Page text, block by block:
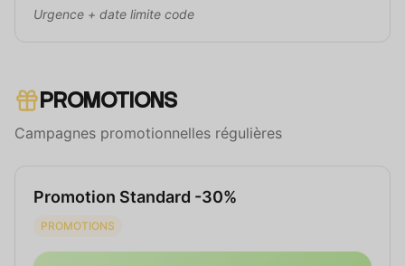
Urgence + date limite code
PROMOTIONS
Campagnes promotionnelles régulières
Promotion Standard -30%
PROMOTIONS